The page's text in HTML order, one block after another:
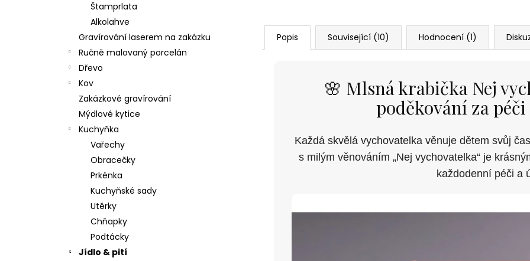
Štamprlata
Alkolahve
Gravírování laserem na zakázku
Ručně malovaný porcelán
Dřevo
Kov
Zakázkové gravírování
Mýdlové kytice
Kuchyňka
Vařechy
Obracečky
Prkénka
Kuchyňské sady
Utěrky
Chňapky
Podtácky
Jídlo & pití
Popis Související (10) Hodnocení (1)
🌸 Mlsná krabička Nej
poděkování za
Každá skvělá vychovatelka věnuje dětem svůj
s milým věnováním „Nej vychovatelka“ je
každodenní péči a